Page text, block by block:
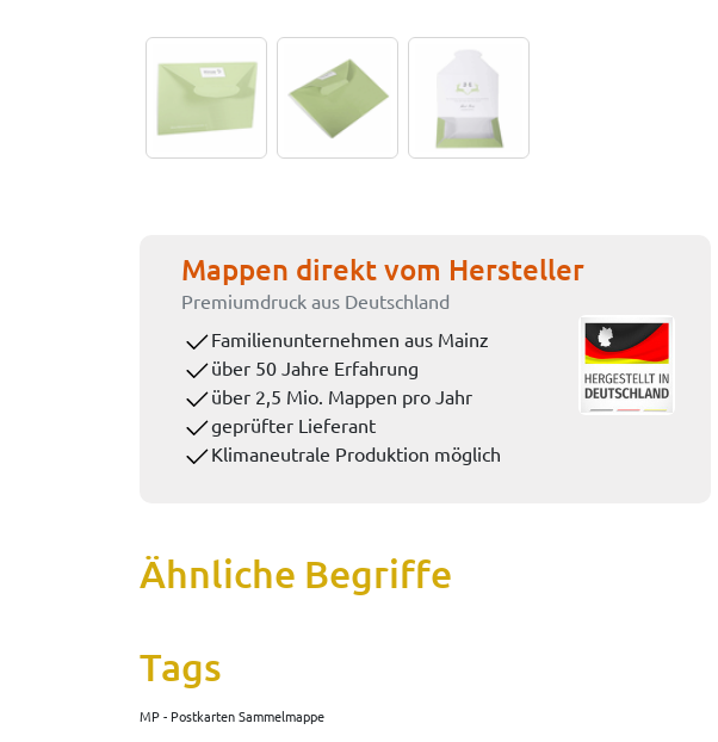
Mappen direkt vom Hersteller
Premiumdruck aus Deutschland
Familienunternehmen aus Mainz
über 50 Jahre Erfahrung
über 2,5 Mio. Mappen pro Jahr
geprüfter Lieferant
Klimaneutrale Produktion möglich
Ähnliche Begriffe
Tags
MP - Postkarten Sammelmappe